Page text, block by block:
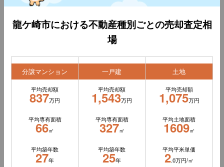
龍ケ崎市における不動産種別ごとの売却査定相
場
分譲マンション
平均売却額
837万円
平均専有面積
66㎡
平均築年数
27年
一戸建
平均売却額
1,543万円
平均専有面積
327㎡
平均築年数
25年
土地
平均売却額
1,075万円
平均土地面積
1609㎡
平均平米単価
2.0万円/㎡